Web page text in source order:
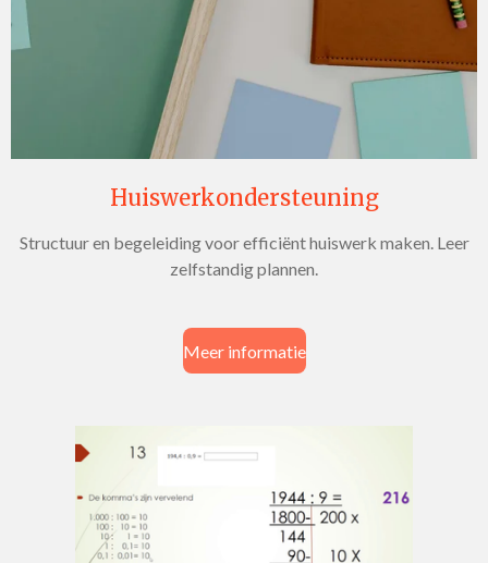
Huiswerkondersteuning
Structuur en begeleiding voor efficiënt huiswerk maken. Leer
zelfstandig plannen.
Meer informatie